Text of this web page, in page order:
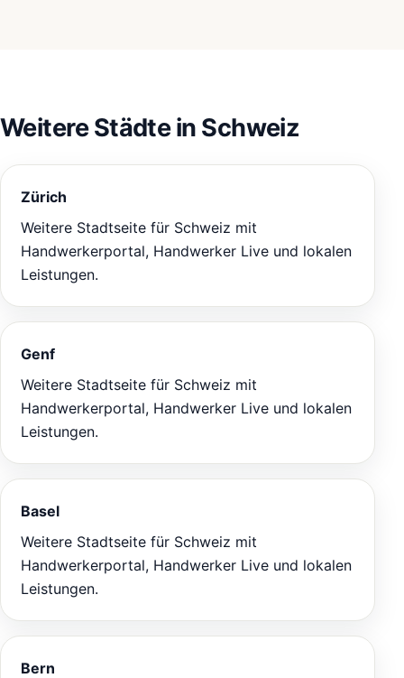
Weitere Städte in Schweiz
Zürich
Weitere Stadtseite für Schweiz mit
Handwerkerportal, Handwerker Live und lokalen
Leistungen.
Genf
Weitere Stadtseite für Schweiz mit
Handwerkerportal, Handwerker Live und lokalen
Leistungen.
Basel
Weitere Stadtseite für Schweiz mit
Handwerkerportal, Handwerker Live und lokalen
Leistungen.
Bern